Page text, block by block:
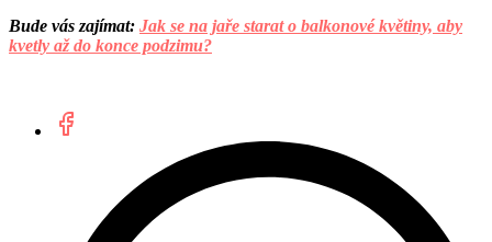
Bude vás zajímat: Jak se na jaře starat o balkonové květiny, aby
kvetly až do konce podzimu?